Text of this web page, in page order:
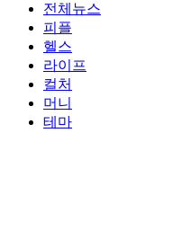
전체뉴스
피플
헬스
라이프
컬처
머니
테마